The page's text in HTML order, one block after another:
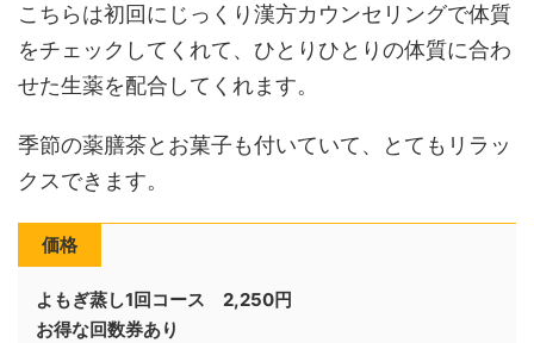
こちらは初回にじっくり漢方カウンセリングで体質
をチェックしてくれて、ひとりひとりの体質に合わ
せた生薬を配合してくれます。
季節の薬膳茶とお菓子も付いていて、とてもリラッ
クスできます。
価格
よもぎ蒸し1回コース 2,250円
お得な回数券あり